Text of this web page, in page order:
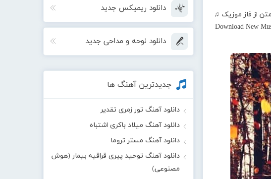
از فاز موزیک ♫
Download New
دانلود ریمیکس جدید
دانلود نوحه و مداحی جدید
جدیدترین آهنگ ها
دانلود آهنگ تور زمری تقدیر
دانلود آهنگ میلاد باکری اشتباه
دانلود آهنگ مستر تروما
دانلود آهنگ توحید پیری قراقیه بیمار (هوش
مصنوعی)